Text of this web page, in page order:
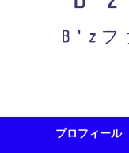
プロフィール